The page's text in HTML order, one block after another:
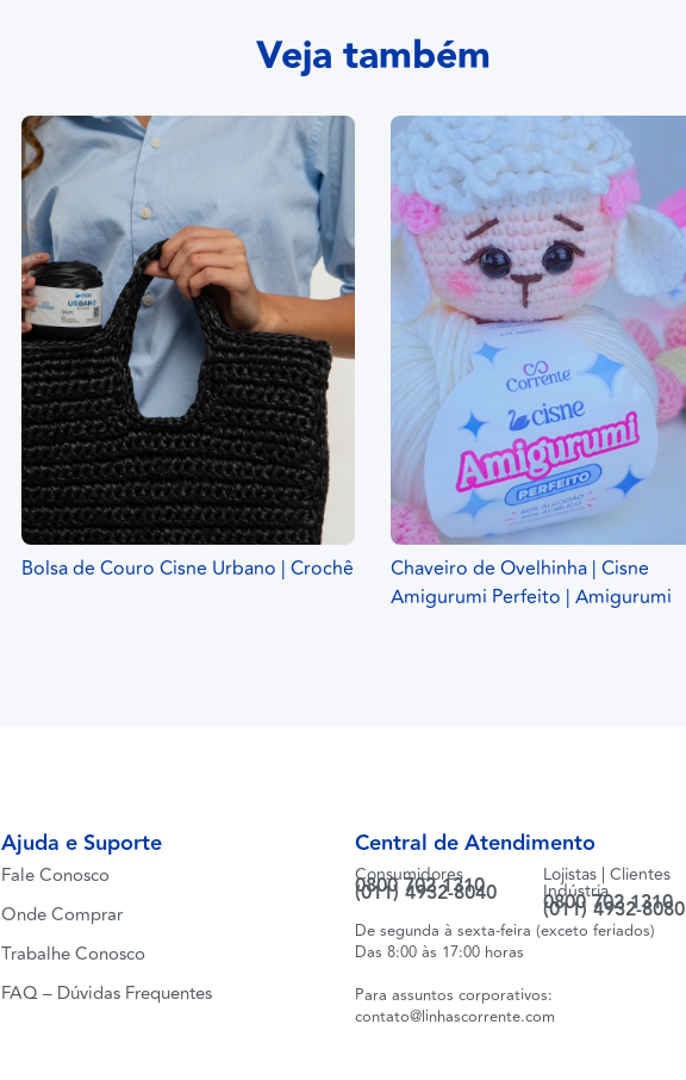
Veja também
Bolsa de Couro Cisne Urbano | Crochê
Chaveiro de Ovelhinha | Cisne
Amigurumi Perfeito | Amigurumi
Ajuda e Suporte
Fale Conosco
Onde Comprar
Trabalhe Conosco
FAQ – Dúvidas Frequentes
Central de Atendimento
Consumidores
0800 702 1310
(011) 4932-8040
Lojistas | Clientes
Indústria
0800 702 1310
(011) 4932-8080
De segunda à sexta-feira (exceto feriados)
Das 8:00 às 17:00 horas
Para assuntos corporativos:
contato@linhascorrente.com